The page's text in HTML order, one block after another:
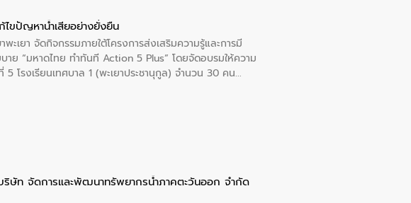
ไขปัญหาน้ำเสียอย่างยั่งยืน
เยา จัดกิจกรรมภายใต้โครงการส่งเสริมความรู้และการมี
ย “มหาดไทย ทำทันที Action 5 Plus” โดยจัดอบรมให้ความ
โรงเรียนเทศบาล 1 (พะเยาประชานุกูล) จำนวน 30 คน
ษัท จัดการและพัฒนาทรัพยากรน้ำภาคตะวันออก จำกัด